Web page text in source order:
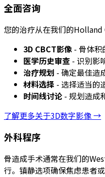
全面咨询
您的治疗从在我们的Holland
3D CBCT影像 - 骨体积
医学历史审查 - 识别影
治疗规划 - 确定最佳造
材料选择 - 选择适当的
时间线讨论 - 规划造成
了解更多关于3D数字影像 →
外科程序
骨造成手术通常在我们的
行。镇静选项确保焦虑患者